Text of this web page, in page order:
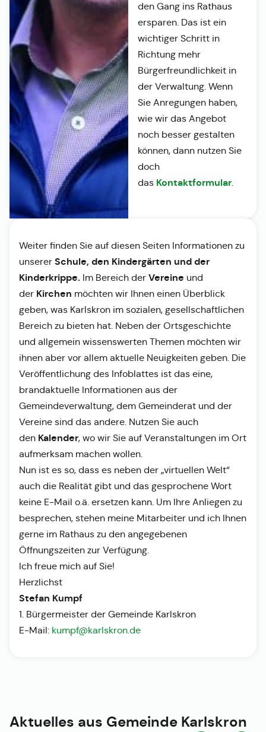
den Gang ins Rathaus
ersparen. Das ist ein
wichtiger Schritt in
Richtung mehr
Bürgerfreundlichkeit in
der Verwaltung. Wenn
Sie Anregungen haben,
wie wir das Angebot
noch besser gestalten
können, dann nutzen Sie
doch
das Kontaktformular.
Weiter finden Sie auf diesen Seiten Informationen zu
unserer Schule, den Kindergärten und der
Kinderkrippe. Im Bereich der Vereine und
der Kirchen möchten wir Ihnen einen Überblick
geben, was Karlskron im sozialen, gesellschaftlichen
Bereich zu bieten hat. Neben der Ortsgeschichte
und allgemein wissenswerten Themen möchten wir
ihnen aber vor allem aktuelle Neuigkeiten geben. Die
Veröffentlichung des Infoblattes ist das eine,
brandaktuelle Informationen aus der
Gemeindeverwaltung, dem Gemeinderat und der
Vereine sind das andere. Nutzen Sie auch
den Kalender, wo wir Sie auf Veranstaltungen im Ort
aufmerksam machen wollen.
Nun ist es so, dass es neben der „virtuellen Welt“
auch die Realität gibt und das gesprochene Wort
keine E-Mail o.ä. ersetzen kann. Um Ihre Anliegen zu
besprechen, stehen meine Mitarbeiter und ich Ihnen
gerne im Rathaus zu den angegebenen
Öffnungszeiten zur Verfügung.
Ich freue mich auf Sie!
Herzlichst
Stefan Kumpf
1. Bürgermeister der Gemeinde Karlskron
E-Mail: kumpf@karlskron.de
Aktuelles aus Gemeinde Karlskron